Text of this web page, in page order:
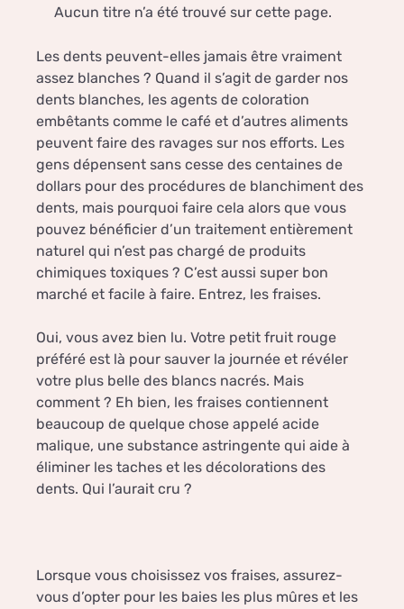
Aucun titre n’a été trouvé sur cette page.
Les dents peuvent-elles jamais être vraiment
assez blanches ? Quand il s’agit de garder nos
dents blanches, les agents de coloration
embêtants comme le café et d’autres aliments
peuvent faire des ravages sur nos efforts. Les
gens dépensent sans cesse des centaines de
dollars pour des procédures de blanchiment des
dents, mais pourquoi faire cela alors que vous
pouvez bénéficier d’un traitement entièrement
naturel qui n’est pas chargé de produits
chimiques toxiques ? C’est aussi super bon
marché et facile à faire. Entrez, les fraises.
Oui, vous avez bien lu. Votre petit fruit rouge
préféré est là pour sauver la journée et révéler
votre plus belle des blancs nacrés. Mais
comment ? Eh bien, les fraises contiennent
beaucoup de quelque chose appelé acide
malique, une substance astringente qui aide à
éliminer les taches et les décolorations des
dents. Qui l’aurait cru ?
Lorsque vous choisissez vos fraises, assurez-
vous d’opter pour les baies les plus mûres et les